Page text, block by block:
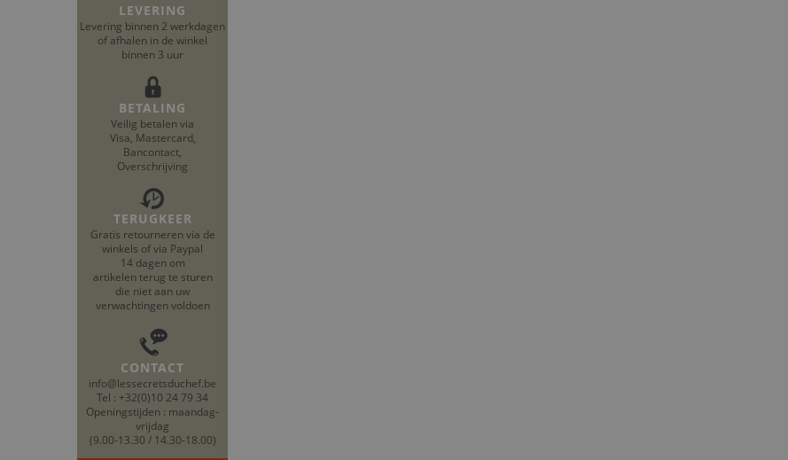
LEVERING
Levering binnen 2 werkdagen
of afhalen in de winkel
binnen 3 uur
BETALING
Veilig betalen via
Visa, Mastercard,
Bancontact,
Overschrijving
TERUGKEER
Gratis retourneren via de
winkels of via Paypal
14 dagen om
artikelen terug te sturen
die niet aan uw
verwachtingen voldoen
CONTACT
info@lessecretsduchef.be
Tel : +32(0)10 24 79 34
Openingstijden : maandag-
vrijdag
(9.00-13.30 / 14.30-18.00)